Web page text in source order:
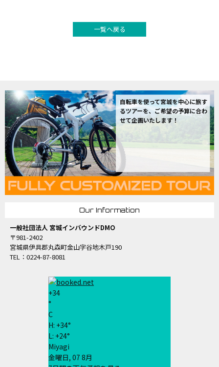
一覧へ戻る
自転車を使って宮城を中心に旅す
るツアーを、ご希望の予算に合わ
せて企画いたします！
Our Information
一般社団法人 宮城インバウンドDMO
〒981-2402
宮城県伊具郡丸森町金山字谷地木戸190
TEL：0224-87-8081
+34
°
C
H: +34°
L: +24°
Miyagi
金曜日, 07 8月